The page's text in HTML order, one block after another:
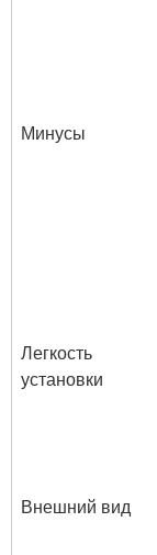
Минусы
Легкость
установки
Внешний вид